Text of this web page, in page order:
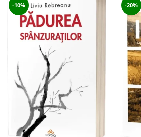
-10% -20%